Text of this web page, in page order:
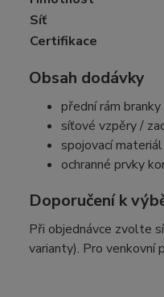
Síť
Certifikace
Obsah dodávky
přední rám
síťové vzpěry /
spojovací materiál
ochranné prvky
Doporučení k
Při objednávce zvolte
varianty). Pro venkovní